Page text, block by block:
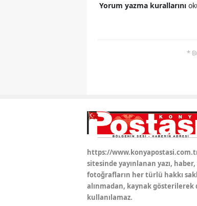
Yorum yazma kurallarını
*
https://
sitesinde yayınlanan yazı,
fotoğrafların her türlü hakkı
alınmadan, kaynak gösterilerek
kullanılamaz.